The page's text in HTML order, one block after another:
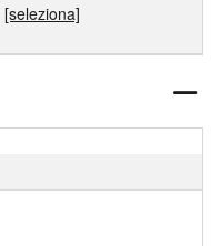
[seleziona]